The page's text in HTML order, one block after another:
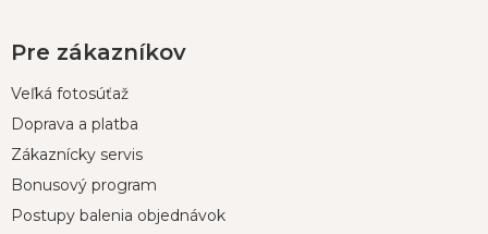
Pre zákazníkov
Veľká fotosúťaž
Doprava a platba
Zákaznícky servis
Bonusový program
Postupy balenia objednávok